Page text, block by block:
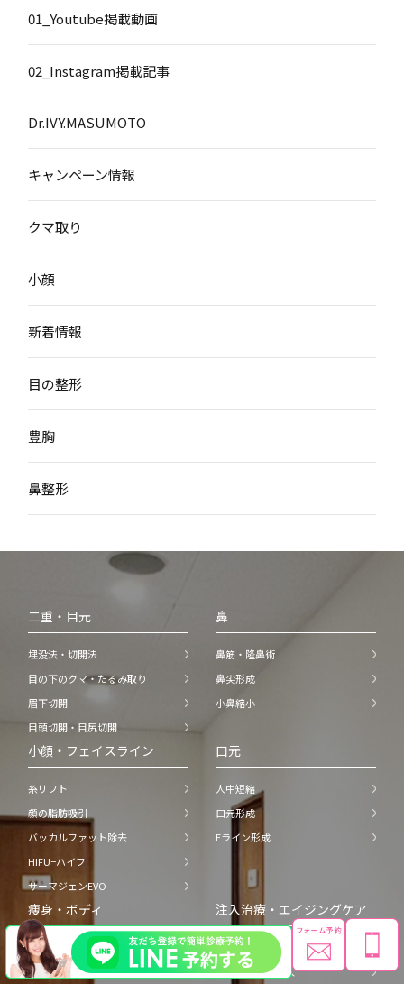
01_Youtube掲載動画
02_Instagram掲載記事
Dr.IVY.MASUMOTO
キャンペーン情報
クマ取り
小顔
新着情報
目の整形
豊胸
鼻整形
二重・目元
埋没法・切開法
目の下のクマ・たるみ取り
眉下切開
目頭切開・目尻切開
鼻
鼻筋・隆鼻術
鼻尖形成
小鼻縮小
小顔・フェイスライン
糸リフト
顔の脂肪吸引
バッカルファット除去
HIFU−ハイフ
サーマジェンEVO
口元
人中短縮
口元形成
Eライン形成
痩身・ボディ
脂肪吸引注射・溶解注射
EMS・脂肪冷却
注入治療・エイジングケア
ボトックス注射
ヒアルロン酸注入